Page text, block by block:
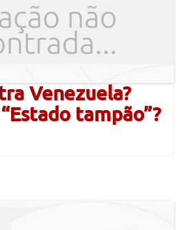
Venezuela?
tampão”?